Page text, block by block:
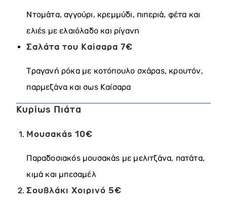
Ντομάτα, αγγούρι, κρεμμύδι, πιπεριά, φέτα και
ελιές με ελαιόλαδο και ρίγανη
Σαλάτα του Καίσαρα 7€
Τραγανή ρόκα με κοτόπουλο σχάρας, κρουτόν,
παρμεζάνα και σως Καίσαρα
Κυρίως Πιάτα
Μουσακάς 10€
Παραδοσιακός μουσακάς με μελιτζάνα, πατάτα,
κιμά και μπεσαμέλ
Σουβλάκι Χοιρινό 5€